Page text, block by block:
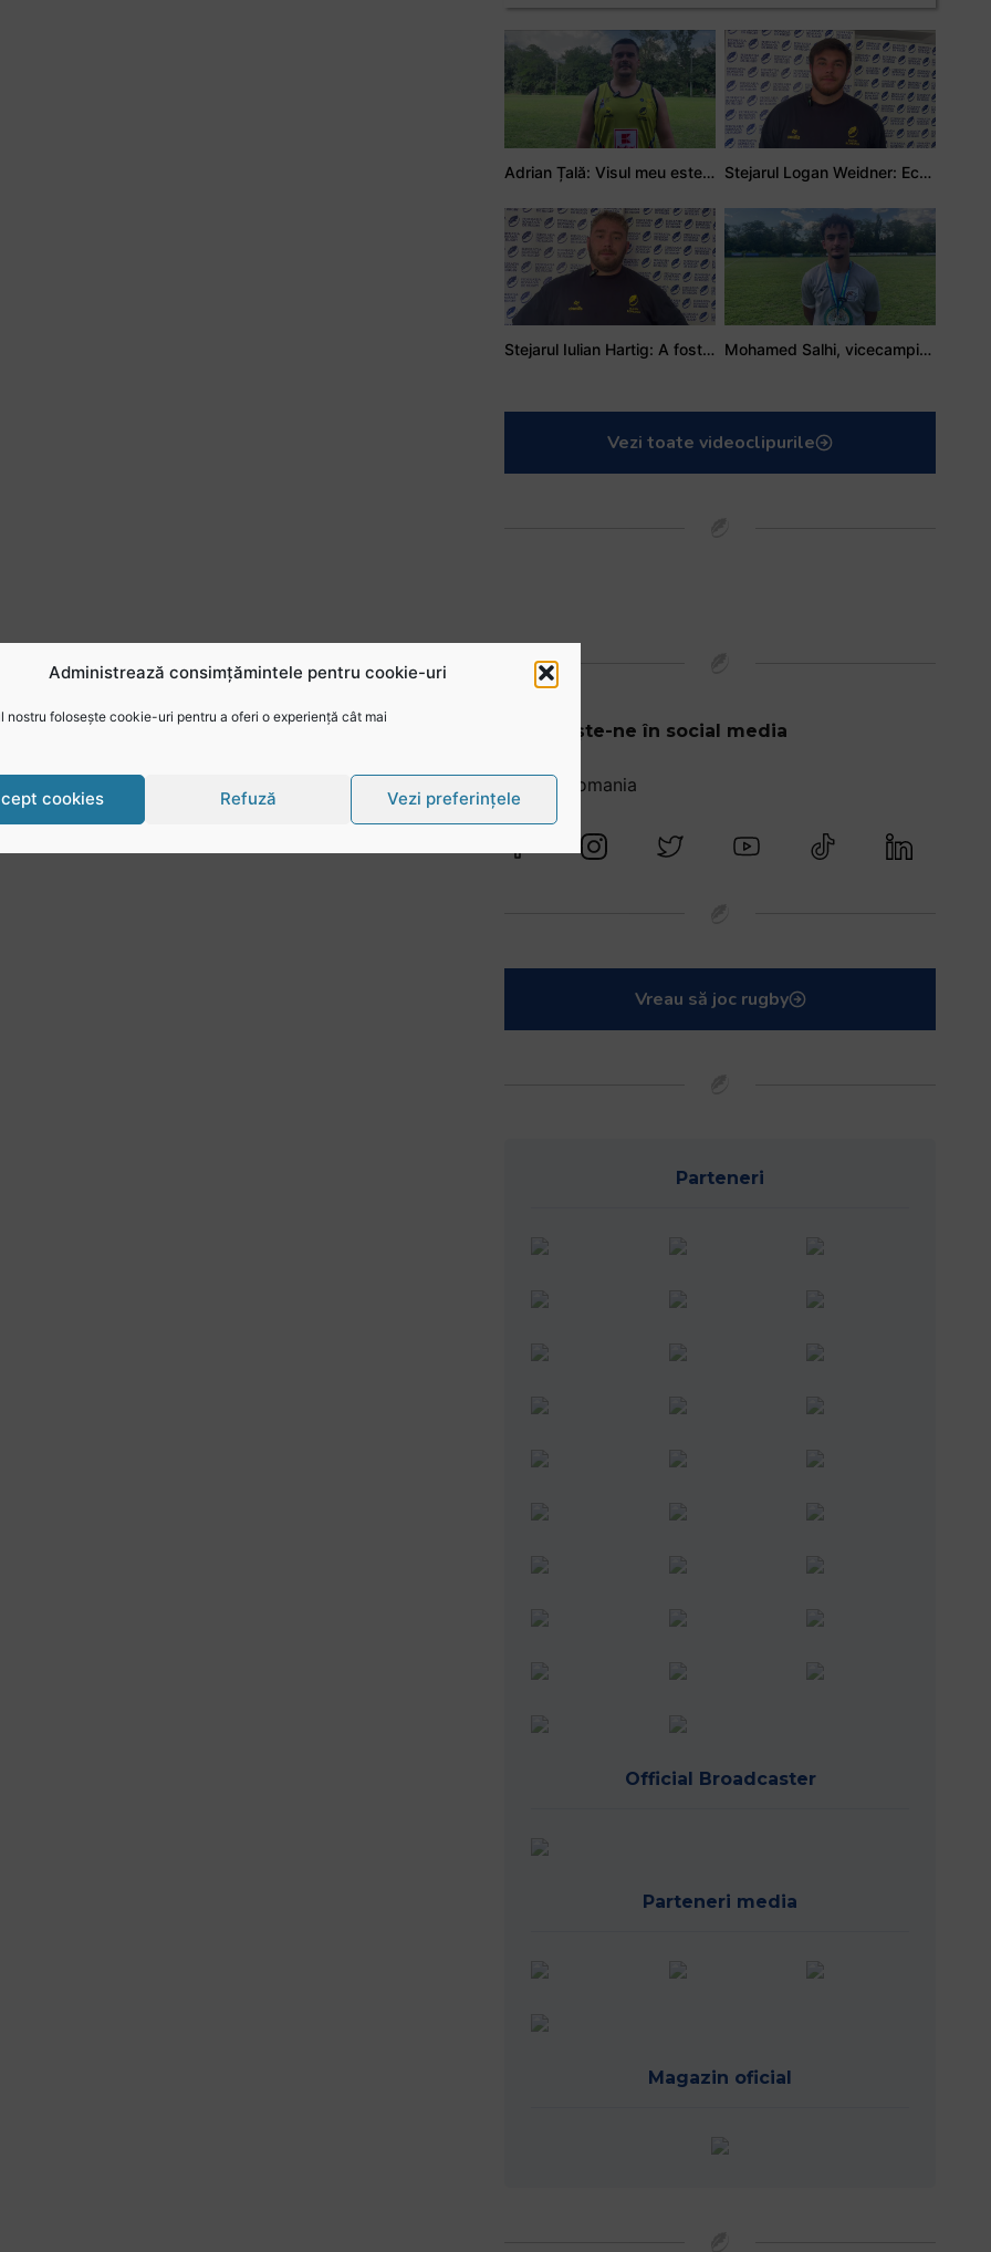
Administrează consimțămintele pentru cookie-uri
nostru folosește cookie-uri pentru a oferi o experiență cât mai
cookies Refuză Vezi preferințele
Adrian Țală: Visul meu este să debutez pentru România Stejarul Logan Weidner: Echipa a muncit mult, iar asta se va vedea în meciurile de la Nations Cup
Stejarul Iulian Hartig: A fost un turneu care a unit mai mult echipa Mohamed Salhi, vicecampion național juniori I: Rugby-ul te învață să accepți și înfrângerile
Vezi toate videoclipurile
Urmărește-ne în social media
@rugbyromania
Vreau să joc rugby
Parteneri
Official Broadcaster
Parteneri media
Magazin oficial